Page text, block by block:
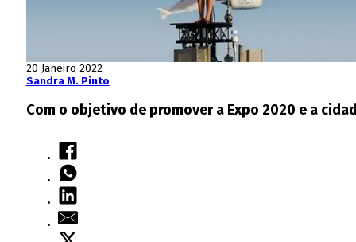
20 Janeiro 2022
Sandra M. Pinto
Com o objetivo de promover a Expo 2020 e a